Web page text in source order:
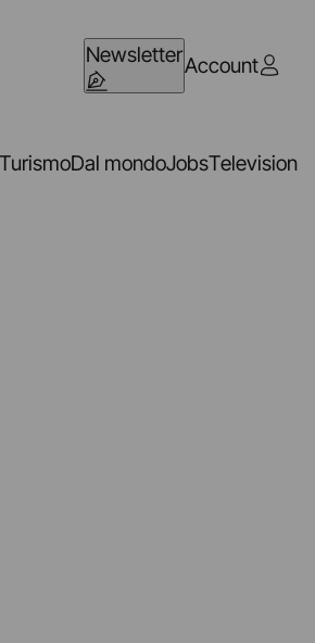
NewsletterAccount
TurismoDal mondoJobsTelevision